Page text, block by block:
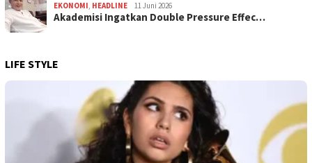
EKONOMI, HEADLINE 11 Juni 2026
Akademisi Ingatkan Double Pressure Effec…
LIFE STYLE